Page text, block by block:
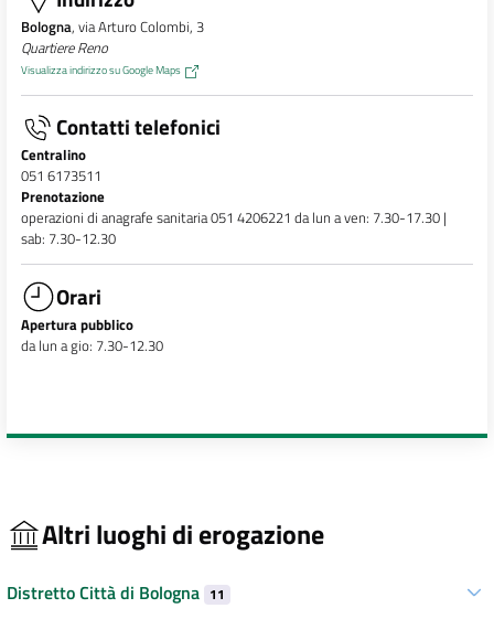
Bologna, via Arturo Colombi, 3
Quartiere Reno
Visualizza indirizzo su Google Maps
Contatti telefonici
Centralino
051 6173511
Prenotazione
operazioni di anagrafe sanitaria 051 4206221 da lun a ven: 7.30-17.30 |
sab: 7.30-12.30
Orari
Apertura pubblico
da lun a gio: 7.30-12.30
Altri luoghi di erogazione
Distretto Città di Bologna 11